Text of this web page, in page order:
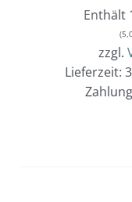
Enthält
(
zzgl.
Lieferzeit: